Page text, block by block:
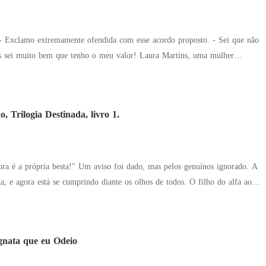
extremamente ofendida com esse acordo proposto. - Sei que não
que tenho o meu valor! Laura Martins, uma mulher
Duarte, se sentindo culpado pela tragedia
de sim, distribuindo para as pessoas ao seu redor apenas frieza e
irá reagir quando descobrir a verdade por trás desse romance?
Trilogia Destinada, livro 1.
foi dado, mas pelos genuínos ignorado. A
está se cumprindo diante os olhos de todos. O filho do alfa ao
um caçador de sua própria espécie. Forte o bastante para destruir aqueles
alfa torna-se o predador mais temido, fazendo-os se tornar nômades,
que eu Odeio